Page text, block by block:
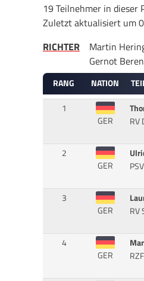
19 Teilnehmer in dieser
Zuletzt aktualisiert um
RICHTER
Martin
Gernot
RANG NATION
1
GER
RV
2
GER
3
GER
RV
4
GER